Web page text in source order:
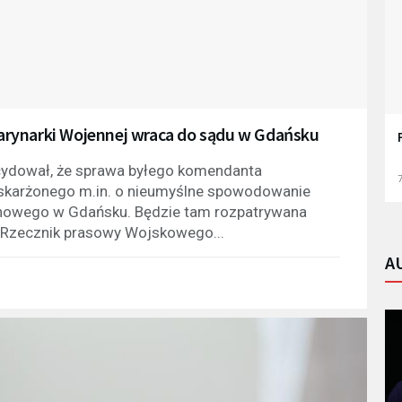
Wojennej wraca do sądu w Gdańsku
że sprawa byłego komendanta
m.in. o nieumyślne spowodowanie
w Gdańsku. Będzie tam rozpatrywana
prasowy Wojskowego...